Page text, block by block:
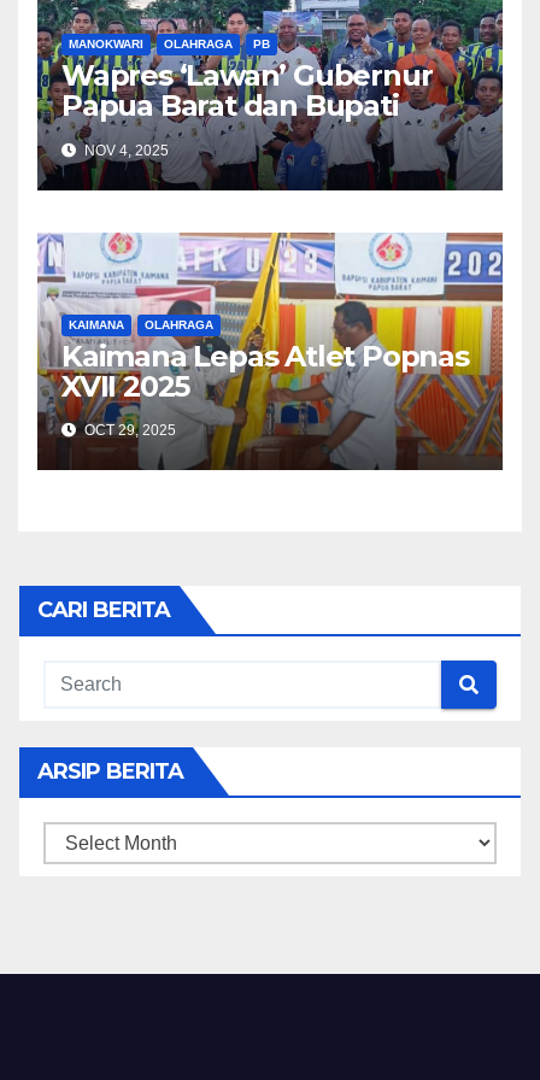
MANOKWARI OLAHRAGA PB
Wapres ‘Lawan’ Gubernur
Papua Barat dan Bupati
Manokwari
NOV 4, 2025
KAIMANA OLAHRAGA
Kaimana Lepas Atlet Popnas
XVII 2025
OCT 29, 2025
CARI BERITA
ARSIP BERITA
ARSIP